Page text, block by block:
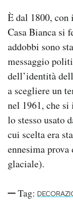
È dal 1800, con
Casa Bianca si
addobbi sono
messaggio
dell’identità
a scegliere un
nel 1961, che
lo stesso usato
cui scelta era
ennesima
glaciale).
Tag: